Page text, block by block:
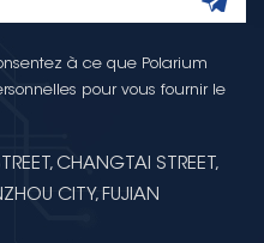
à ce que Polarium
pour vous fournir le
CHANGTAI STREET,
CITY, FUJIAN